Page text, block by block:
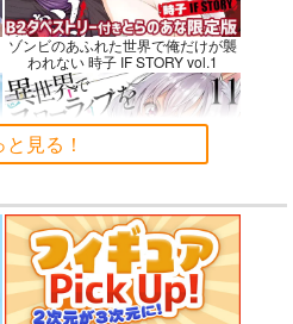
れながらおパ
てもらいたい
マシーン
税込）
ル
カート
FETISH ACADEMY
ロイヤルマウンテン
770円（税込）
オリジナル
青山 澄香
カート
ゾンビのあふれた世界で俺だけが襲
われない 時子 IF STORY vol.1
と見る！